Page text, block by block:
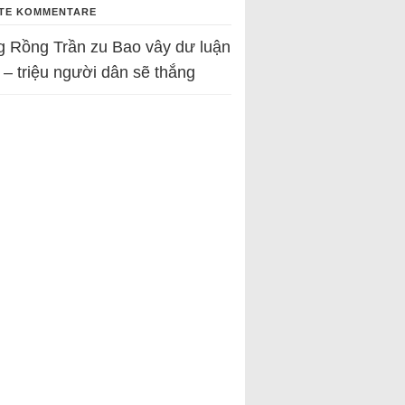
KOMMENTARE
Rồng Trần zu Bao vây dư luận
– triệu người dân sẽ thắng